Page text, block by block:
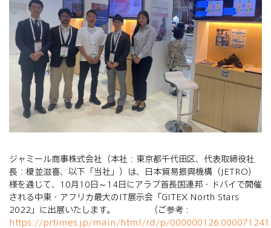
ジャミール商事株式会社（本社：東京都千代田区、代表取締役社
長：榎並滋喜、以下「当社」）は、日本貿易振興機構（JETRO）
様を通じて、10月10日～14日にアラブ首長国連邦・ドバイで開催
される中東・アフリカ最大のIT展示会「GITEX North Stars
2022」に出展いたします。 （ご参考：
https://prtimes.jp/main/html/rd/p/